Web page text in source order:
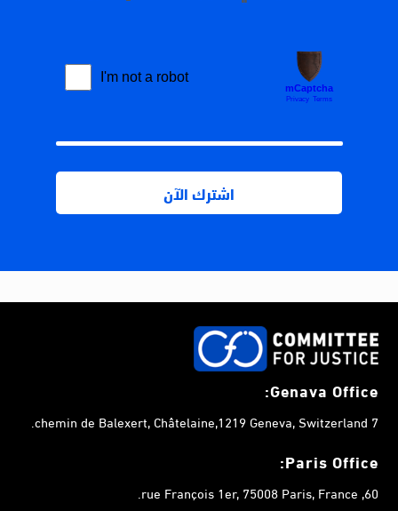
Genava Office:
7 chemin de Balexert, Châtelaine,1219 Geneva, Switzerland.
Paris Office:
60, rue François 1er, 75008 Paris, France.